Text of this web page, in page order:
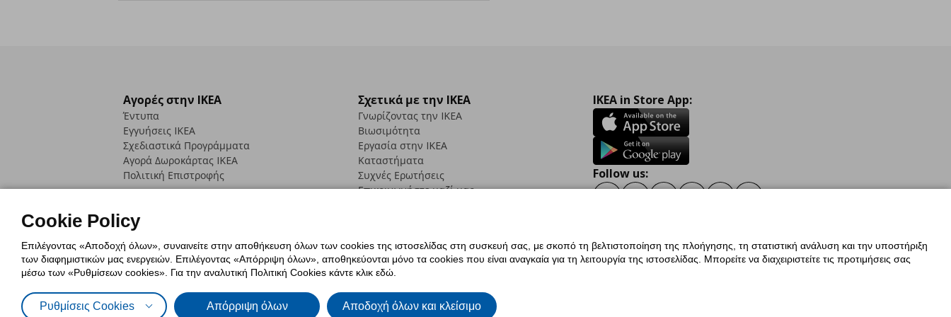
Αγορές στην IKEA
Έντυπα
Εγγυήσεις IKEA
Σχεδιαστικά Προγράμματα
Αγορά Δωρoκάρτας IKEA
Πολιτική Επιστροφής
Σχετικά με την IKEA
Γνωρίζοντας την IKEA
Βιωσιμότητα
Εργασία στην IKEA
Καταστήματα
Συχνές Ερωτήσεις
Επικοινωνήστε μαζί μας
IKEA in Store App:
Follow us:
Πολιτική Cookies Δήλωση ψηφιακής προσβασιμότητας
Γενική Πολιτική Προσωπικών Δεδομένων
Cookie Policy
Επιλέγοντας «Αποδοχή όλων», συναινείτε στην αποθήκευση όλων των cookies της ιστοσελίδας στη συσκευή σας, με σκοπό τη βελτιστοποίηση της πλοήγησης, τη στατιστική ανάλυση και την υποστήριξη
των διαφημιστικών μας ενεργειών. Επιλέγοντας «Απόρριψη όλων», αποθηκεύονται μόνο τα cookies που είναι αναγκαία για τη λειτουργία της ιστοσελίδας. Μπορείτε να διαχειριστείτε τις προτιμήσεις σας
μέσω των «Ρυθμίσεων cookies». Για την αναλυτική Πολιτική Cookies κάντε κλικ εδώ.
Ρυθμίσεις Cookies Απόρριψη όλων Αποδοχή όλων και κλείσιμο